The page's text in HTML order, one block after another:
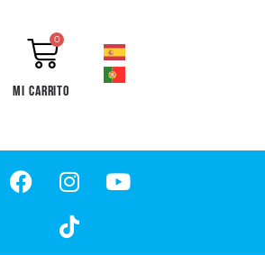
0
Mi carrito